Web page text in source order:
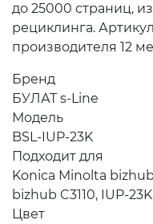
до 25000 страниц,
рециклинга.
производителя 12
Бренд
БУЛАТ s-Line
Модель
BSL-IUP-23K
Подходит для
Konica Minolta
bizhub C3110, IUP-23K
Цвет